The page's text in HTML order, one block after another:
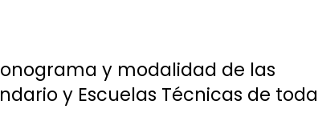
y modalidad de las
y Escuelas Técnicas de toda